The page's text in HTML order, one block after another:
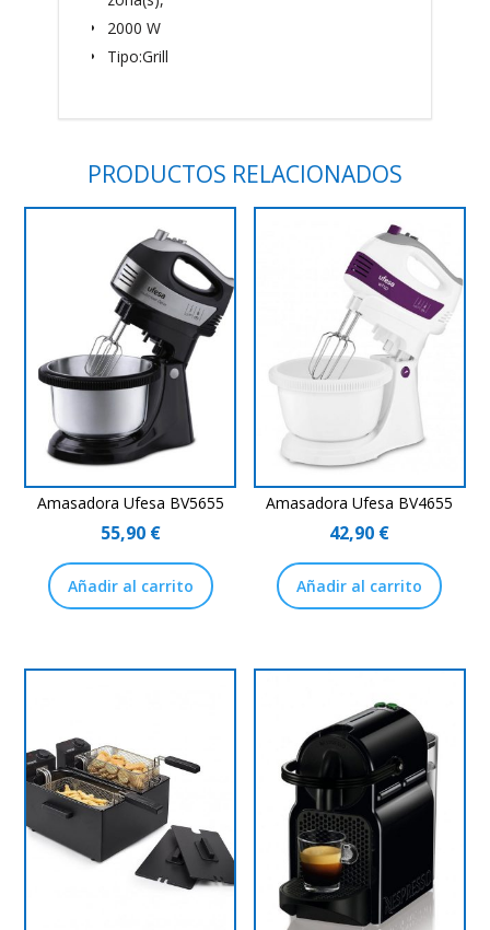
2000 W
Tipo:Grill
PRODUCTOS RELACIONADOS
Amasadora Ufesa BV5655
55,90 €
Añadir al carrito
Amasadora Ufesa BV4655
42,90 €
Añadir al carrito